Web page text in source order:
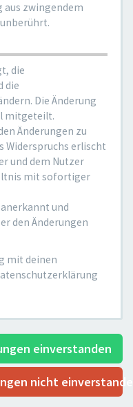
aus zwingendem
die
die
Die Änderung
mitgeteilt.
Änderungen zu
Widerspruchs erlischt
und dem Nutzer
mit sofortiger
und
den Änderungen
mit deinen
einverstanden
nicht